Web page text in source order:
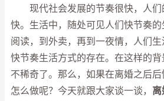
现代社会发展的节奏很快，人们
快。生活中，随处可见人们快节奏
阅读，到外卖，再到一夜情，人们
快节奏生活方式的存在。在这样的
不稀奇了。那么，如果在离婚之后
怎么做呢？今天就跟大家谈一谈，